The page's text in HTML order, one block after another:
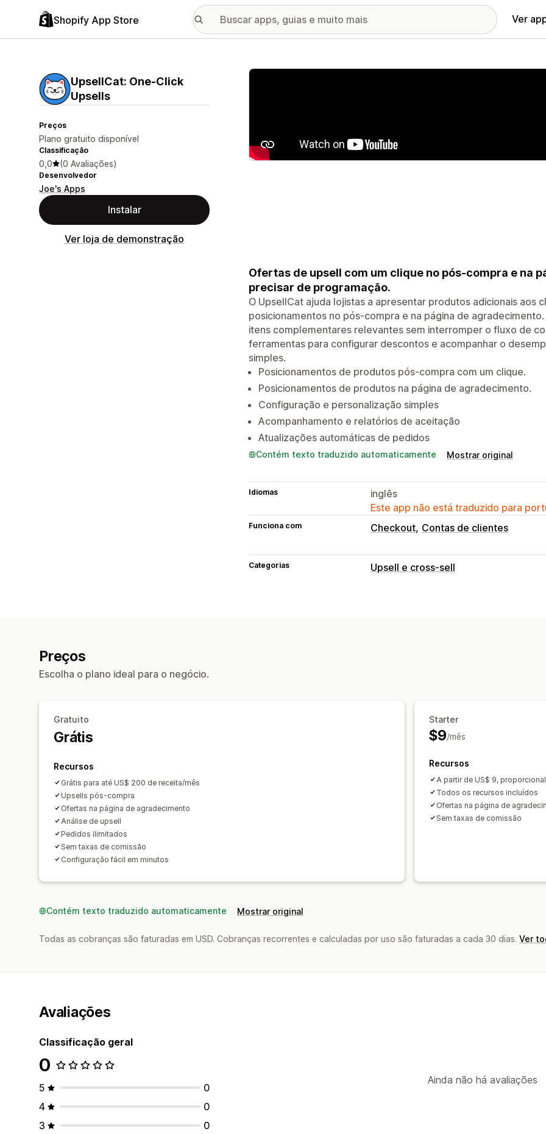
Shopify App Store Ver
UpsellCat: One‑Click
Upsells
Preços
Plano gratuito disponível
Classificação
0,0 (0 Avaliações)
Desenvolvedor
Joe's Apps
Instalar
Ver loja de demonstração
Galeria de imagens em destaque
Ofertas de upsell com um clique no pós-compra e na
precisar de programação.
O UpsellCat ajuda lojistas a apresentar produtos adicionais aos
posicionamentos no pós-compra e na página de
itens complementares relevantes sem interromper o fluxo de
ferramentas para configurar descontos e acompanhar o
simples.
Posicionamentos de produtos pós-compra com um clique.
Posicionamentos de produtos na página de agradecimento.
Configuração e personalização simples
Acompanhamento e relatórios de aceitação
Atualizações automáticas de pedidos
Contém texto traduzido automaticamente Mostrar original
Idiomas
inglês
Este app não está traduzido para
Funciona com Checkout Contas de clientes
Categorias Upsell e cross-sell
Desempenho da recomendação
Preços
Escolha o plano ideal para o negócio.
Gratuito
Grátis
Recursos
Grátis para até US$ 200 de receita/mês
Upsells pós-compra
Ofertas na página de agradecimento
Análise de upsell
Pedidos ilimitados
Sem taxas de comissão
Configuração fácil em minutos
Starter
$9/mês
Recursos
A partir de US$ 9,
Todos os recursos incluídos
Ofertas na página de
Sem taxas de comissão
Contém texto traduzido automaticamente Mostrar original
Todas as cobranças são faturadas em USD. Cobranças recorrentes e calculadas por uso são faturadas a cada 30 dias. Ver
Avaliações
Classificação geral
0
5
0
4
0
3
0
Ainda não há avaliações